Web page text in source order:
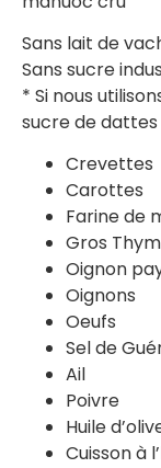
Sans lait de
Sans sucre
* Si nous
sucre de dattes
Crevettes
Carottes
Farine de
Gros Thym
Oignon
Oignons
Oeufs
Sel de
Ail
Poivre
Huile
Cuisson à